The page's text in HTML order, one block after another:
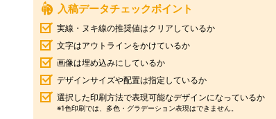
入稿データチェックポイント
実線・ヌキ線の推奨値はクリアしているか
文字はアウトラインをかけているか
画像は埋め込みにしているか
デザインサイズや配置は指定しているか
選択した印刷方法で表現可能なデザインになっているか
※1色印刷では、多色・グラデーション表現はできません。